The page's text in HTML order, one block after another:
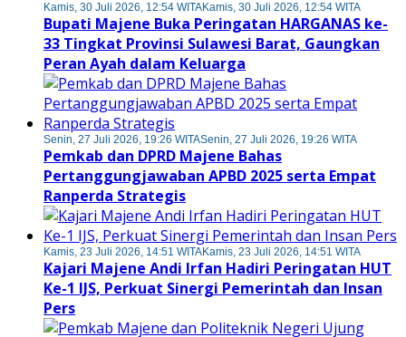
Kamis, 30 Juli 2026, 12:54 WITAKamis, 30 Juli 2026, 12:54 WITA
Bupati Majene Buka Peringatan HARGANAS ke-
33 Tingkat Provinsi Sulawesi Barat, Gaungkan
Peran Ayah dalam Keluarga
Senin, 27 Juli 2026, 19:26 WITASenin, 27 Juli 2026, 19:26 WITA
Pemkab dan DPRD Majene Bahas
Pertanggungjawaban APBD 2025 serta Empat
Ranperda Strategis
Kamis, 23 Juli 2026, 14:51 WITAKamis, 23 Juli 2026, 14:51 WITA
Kajari Majene Andi Irfan Hadiri Peringatan HUT
Ke-1 IJS, Perkuat Sinergi Pemerintah dan Insan
Pers